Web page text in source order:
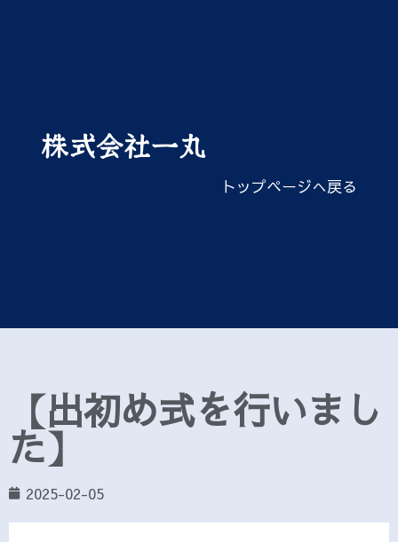
株式会社一丸
トップページへ戻る
【出初め式を行いまし
た】
2025-02-05